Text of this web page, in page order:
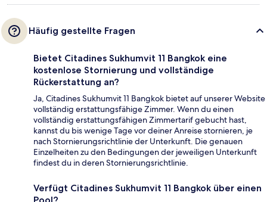
Häufig gestellte Fragen
Bietet Citadines Sukhumvit 11 Bangkok eine
kostenlose Stornierung und vollständige
Rückerstattung an?
Ja, Citadines Sukhumvit 11 Bangkok bietet auf unserer Website
vollständig erstattungsfähige Zimmer. Wenn du einen
vollständig erstattungsfähigen Zimmertarif gebucht hast,
kannst du bis wenige Tage vor deiner Anreise stornieren, je
nach Stornierungsrichtlinie der Unterkunft. Die genauen
Einzelheiten zu den Bedingungen der jeweiligen Unterkunft
findest du in deren Stornierungsrichtlinie.
Verfügt Citadines Sukhumvit 11 Bangkok über einen